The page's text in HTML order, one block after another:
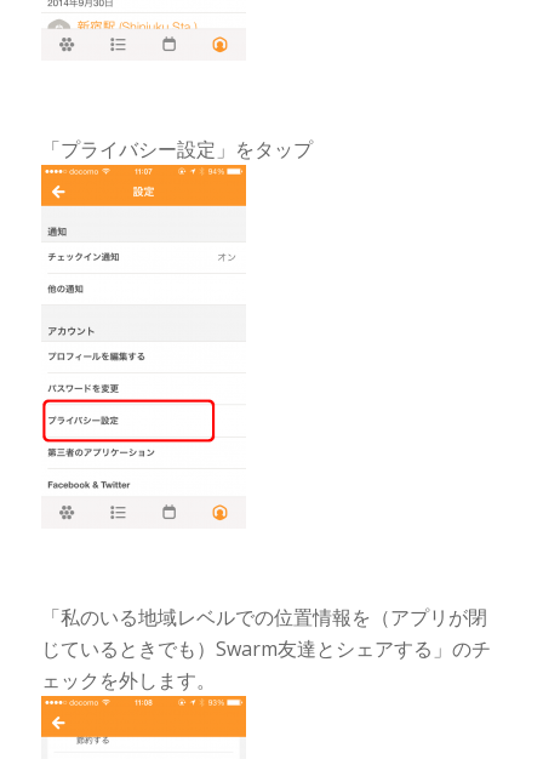
「プライバシー設定」をタップ
「私のいる地域レベルでの位置情報を（アプリが閉
じているときでも）Swarm友達とシェアする」のチ
ェックを外します。